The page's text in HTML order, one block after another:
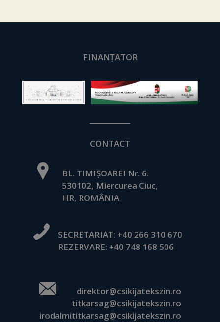
FINANȚATOR
CONTACT
BL. TIMIȘOAREI Nr. 6.
530102, Miercurea Ciuc,
HR, ROMÂNIA
SECRETARIAT: +40 266 310 670
REZERVARE: +40 748 168 506
direktor@csikijatekszin.ro
titkarsag@csikijatekszin.ro
irodalmititkarsag@csikijatekszin.ro